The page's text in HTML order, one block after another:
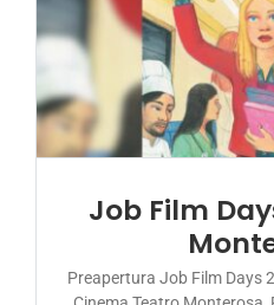
Job Film
Preapertura Job Film Days